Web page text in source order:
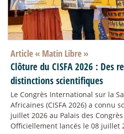
Article « Matin Libre »
Clôture du CISFA 2026 : Des
distinctions scientifiques
Le Congrès International sur la
Africaines (CISFA 2026) a connu
juillet 2026 au Palais des
Officiellement lancés le 08 juillet